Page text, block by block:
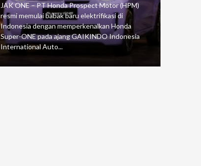
JAK ONE – PT Honda Prospect Motor (HPM)
resmi memulai babak baru elektrifikasi di
Indonesia dengan memperkenalkan Honda
Super-ONE pada ajang GAIKINDO Indonesia
International Auto...